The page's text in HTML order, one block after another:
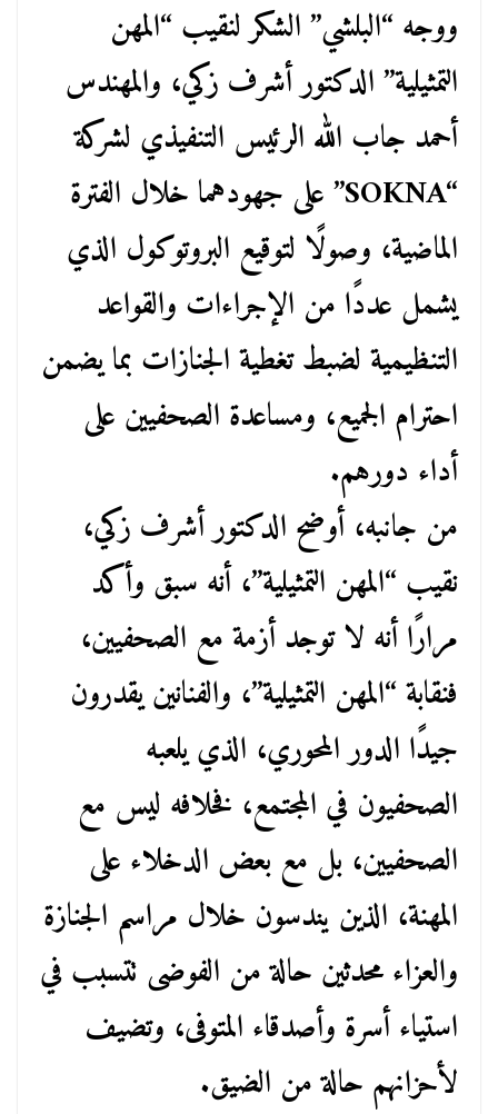
ووجه “البلشي” الشكر لنقيب “المهن
التمثيلية” الدكتور أشرف زكي، والمهندس
أحمد جاب الله الرئيس التنفيذي لشركة
“SOKNA” على جهودهما خلال الفترة
الماضية، وصولًا لتوقيع البروتوكول الذي
يشمل عددًا من الإجراءات والقواعد
التنظيمية لضبط تغطية الجنازات بما يضمن
احترام الجميع، ومساعدة الصحفيين على
أداء دورهم.
من جانبه، أوضح الدكتور أشرف زكي،
نقيب “المهن التمثيلية”، أنه سبق وأكد
مرارًا أنه لا توجد أزمة مع الصحفيين،
فنقابة “المهن التمثيلية”، والفنانين يقدرون
جيدًا الدور المحوري، الذي يلعبه
الصحفيون في المجتمع، فخلافه ليس مع
الصحفيين، بل مع بعض الدخلاء على
المهنة، الذين يندسون خلال مراسم الجنازة
والعزاء محدثين حالة من الفوضى تتسبب في
استياء أسرة وأصدقاء المتوفى، وتضيف
لأحزانهم حالة من الضيق.